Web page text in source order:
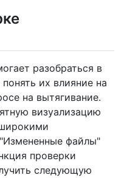
разобраться в
их влияние на
на вытягивание.
визуализацию
файлы"
проверки
следующую